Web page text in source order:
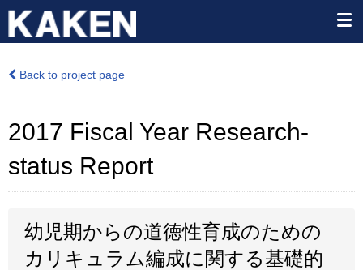
Back to project page
2017 Fiscal Year Research-
status Report
幼児期からの道徳性育成のための
カリキュラム編成に関する基礎的